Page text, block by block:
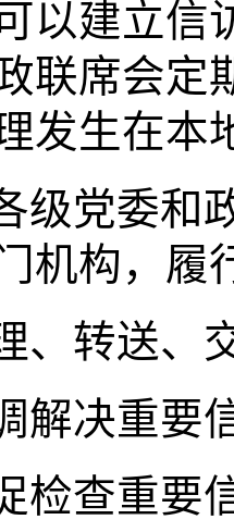
以建立信
联席会定
发生在本
级党委和
机构，履
、转送、
解决重要
检查重要